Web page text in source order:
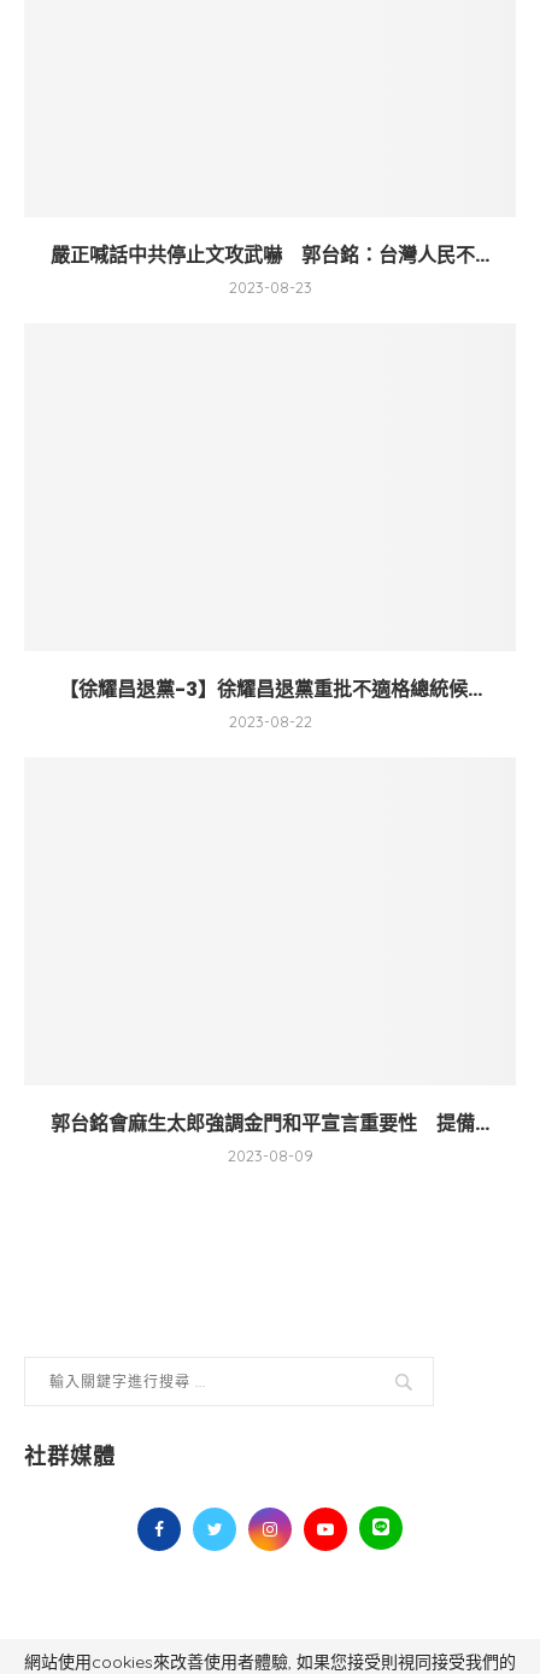
嚴正喊話中共停止文攻武嚇 郭台銘：台灣人民不...
2023-08-23
【徐耀昌退黨-3】徐耀昌退黨重批不適格總統候...
2023-08-22
郭台銘會麻生太郎強調金門和平宣言重要性 提備...
2023-08-09
社群媒體
毅傳媒控股股份有限公司 版權所有，非經授權，不得轉載 All Right Reserved.
網站使用cookies來改善使用者體驗, 如果您接受則視同接受我們的